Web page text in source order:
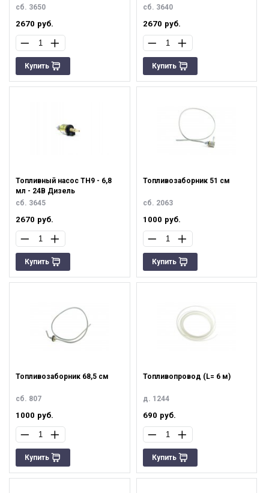
сб. 3650
2670 руб.
Купить
сб. 3640
2670 руб.
Купить
Топливный насос ТН9 - 6,8
мл - 24В Дизель
сб. 3645
2670 руб.
Купить
Топливозаборник 51 см
сб. 2063
1000 руб.
Купить
Топливозаборник 68,5 см
сб. 807
1000 руб.
Купить
Топливопровод (L= 6 м)
д. 1244
690 руб.
Купить